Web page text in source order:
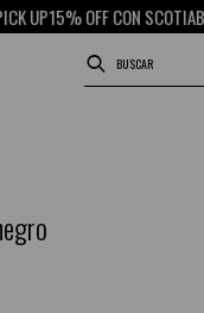
CON SCOTIABANKENVÍOS A